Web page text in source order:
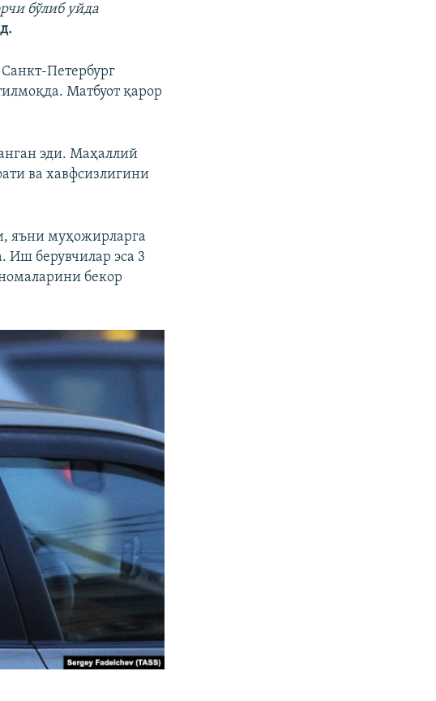
бўлиб уйда
Петербург
Матбуот қарор
эди. Маҳаллий
ва хавфсизлигини
яъни муҳожирларга
Иш берувчилар эса 3
бекор